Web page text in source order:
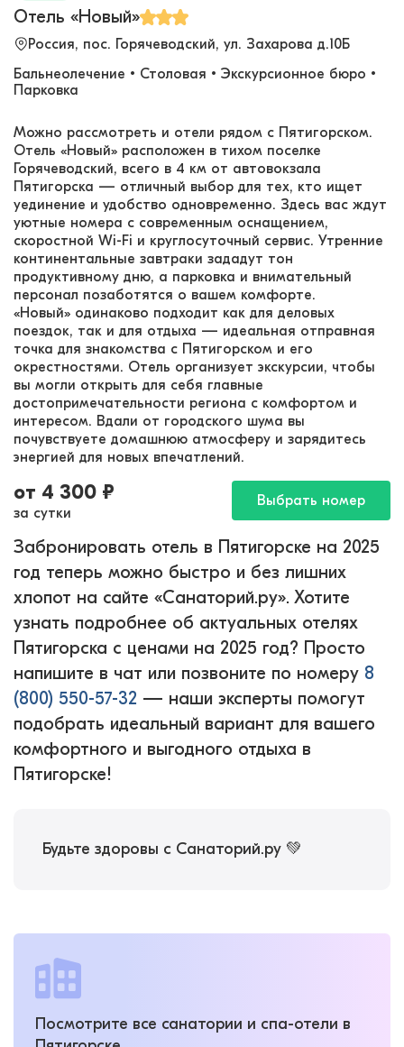
Отель «Новый»
Россия, пос. Горячеводский, ул. Захарова д.10Б
Бальнеолечение • Столовая • Экскурсионное бюро •
Парковка
Можно рассмотреть и отели рядом с Пятигорском.
Отель «Новый» расположен в тихом поселке
Горячеводский, всего в 4 км от автовокзала
Пятигорска — отличный выбор для тех, кто ищет
уединение и удобство одновременно. Здесь вас ждут
уютные номера с современным оснащением,
скоростной Wi-Fi и круглосуточный сервис. Утренние
континентальные завтраки зададут тон
продуктивному дню, а парковка и внимательный
персонал позаботятся о вашем комфорте.
«Новый» одинаково подходит как для деловых
поездок, так и для отдыха — идеальная отправная
точка для знакомства с Пятигорском и его
окрестностями. Отель организует экскурсии, чтобы
вы могли открыть для себя главные
достопримечательности региона с комфортом и
интересом. Вдали от городского шума вы
почувствуете домашнюю атмосферу и зарядитесь
энергией для новых впечатлений.
от 4 300 ₽
за сутки
Выбрать номер
Забронировать отель в Пятигорске на 2025
год теперь можно быстро и без лишних
хлопот на сайте «Санаторий.ру». Хотите
узнать подробнее об актуальных отелях
Пятигорска с ценами на 2025 год? Просто
напишите в чат или позвоните по номеру 8
(800) 550-57-32 — наши эксперты помогут
подобрать идеальный вариант для вашего
комфортного и выгодного отдыха в
Пятигорске!
Будьте здоровы с Санаторий.ру 💚
Посмотрите все санатории и спа-отели в